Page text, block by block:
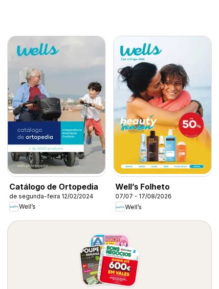
Catálogo de Ortopedia
de segunda-feira 12/02/2024
Well’s
Well’s Folheto
07/07 - 17/08/2026
Well’s